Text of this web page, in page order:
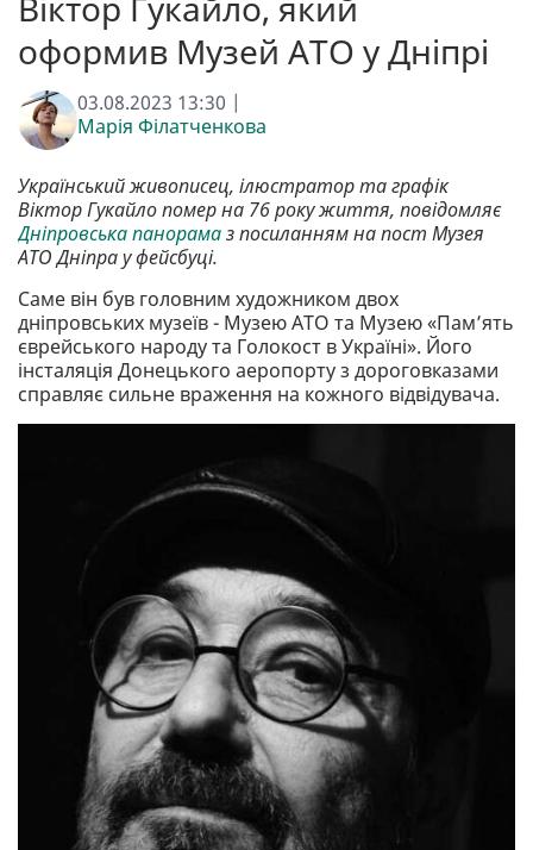
оформив Музей АТО у Дніпрі
03.08.2023 13:30 |
Марія Філатченкова
Український живописец, ілюстратор та графік
Віктор Гукайло помер на 76 року життя, повідомляє
Дніпровська панорамаз посиланням на пост Музея
АТО Дніпра у фейсбуці.
Саме він був головним художником двох
дніпровських музеїв - Музею АТО та Музею «Пам’ять
єврейського народу та Голокост в Україні». Його
інсталяція Донецького аеропорту з дороговказами
справляє сильне враження на кожного відвідувача.